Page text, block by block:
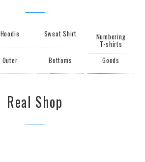
Hoodie Sweat Shirt Numbering
T-shirts
Outer Bottoms Goods
Real Shop